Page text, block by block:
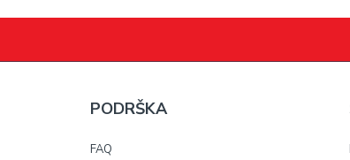
PODRŠKA
FAQ